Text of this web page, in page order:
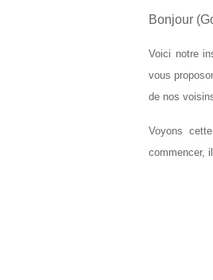
Bonjour
Voici notre
vous
de nos
Voyons
commencer,